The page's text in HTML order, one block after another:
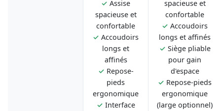
✓ Assise
spacieuse et
confortable
✓ Accoudoirs
longs et
affinés
✓ Repose-
pieds
ergonomique
✓ Interface
spacieuse et
confortable
✓ Accoudoirs
longs et affinés
✓ Siège pliable
pour gain
d'espace
✓ Repose-pieds
ergonomique
(large optionnel)